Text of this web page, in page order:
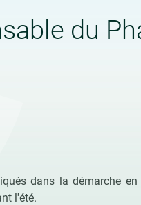
du
dans la démarche
l'été.